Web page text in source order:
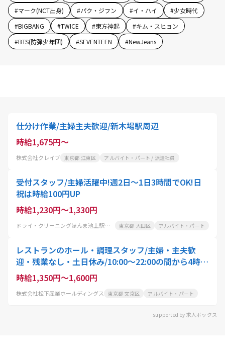
#マーク(NCT出身) #パク・ジフン #イ・ハイ #少女時代
#BIGBANG #TWICE #東方神起 #キム・スヒョン
#BTS(防弾少年団) #SEVENTEEN #NewJeans
仕分け作業/主婦主夫歓迎/新木場駅周辺
時給1,675円～
株式会社クレイブ 東京都 江東区 アルバイト・パート / 派遣社員
受付スタッフ/主婦活躍中!週2日～1日3時間でOK!日
祝は時給100円UP
時給1,230円～1,330円
ドライ・クリーニングほんま池上駅前店 東京都 大田区 アルバイト・パート
レストランのホール・調理スタッフ/主婦・主夫歓
迎・残業なし・土日休み/10:00〜22:00の間から4時
間〜就業可能/スタッフ・アクティオ
時給1,350円～1,600円
株式会社松下産業ホールディングス 東京都 文京区 アルバイト・パート
supported by 求人ボックス